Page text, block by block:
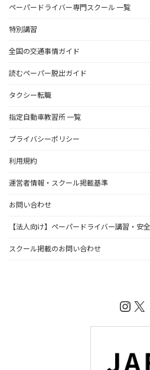
ペーパードライバー専門スクール 一覧
特別講習
全国の交通事情ガイド
読むペーパー脱出ガイド
タクシー転職
指定自動車教習所 一覧
プライバシーポリシー
利用規約
運営者情報・スクール掲載基準
お問い合わせ
【法人向け】ペーパードライバー講習・安
スクール掲載のお問い合わせ
X